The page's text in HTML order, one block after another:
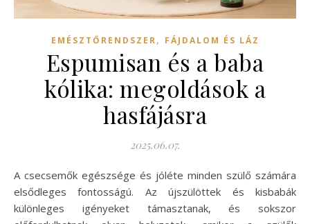
EMÉSZTŐRENDSZER, FÁJDALOM ÉS LÁZ
Espumisan és a baba
kólika: megoldások a
hasfájásra
2025.06.07.
A csecsemők egészsége és jóléte minden szülő számára
elsődleges fontosságú. Az újszülöttek és kisbabák
különleges igényeket támasztanak, és sokszor